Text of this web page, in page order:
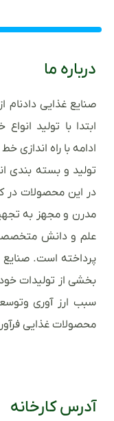
درباره ما
ابتدا با تولید
ادامه با راه
تولید و بسته بندی
در این محصولات در
مدرن و مجهز به
علم و دانش
پرداخته است. صنایع
بخشی از تولیدات
سبب ارز آوری
محصولات غذایی
آدرس کارخانه